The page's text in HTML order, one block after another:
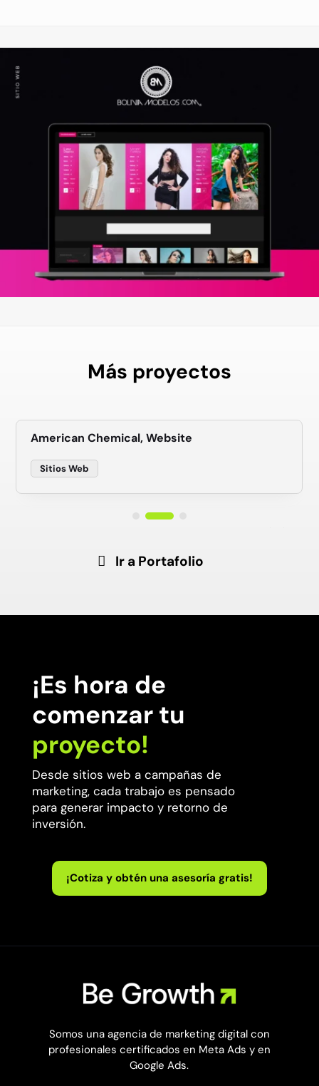
Más proyectos
American Chemical, Website
Sitios Web
Ir a Portafolio
¡Es hora de
comenzar tu
proyecto!
Desde sitios web a campañas de
marketing, cada trabajo es pensado
para generar impacto y retorno de
inversión.
¡Cotiza y obtén una asesoría gratis!
Somos una agencia de marketing digital con
profesionales certificados en Meta Ads y en
Google Ads.